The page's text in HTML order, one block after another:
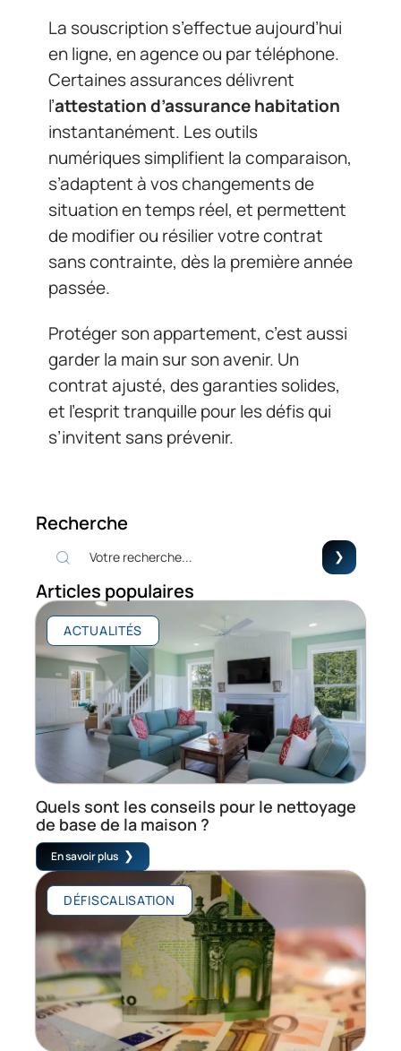
La souscription s’effectue aujourd’hui
en ligne, en agence ou par téléphone.
Certaines assurances délivrent
l’attestation d’assurance habitation
instantanément. Les outils
numériques simplifient la comparaison,
s’adaptent à vos changements de
situation en temps réel, et permettent
de modifier ou résilier votre contrat
sans contrainte, dès la première année
passée.
Protéger son appartement, c’est aussi
garder la main sur son avenir. Un
contrat ajusté, des garanties solides,
et l’esprit tranquille pour les défis qui
s’invitent sans prévenir.
Recherche
Articles populaires
ACTUALITÉS
Quels sont les conseils pour le nettoyage
de base de la maison ?
En savoir plus
DÉFISCALISATION